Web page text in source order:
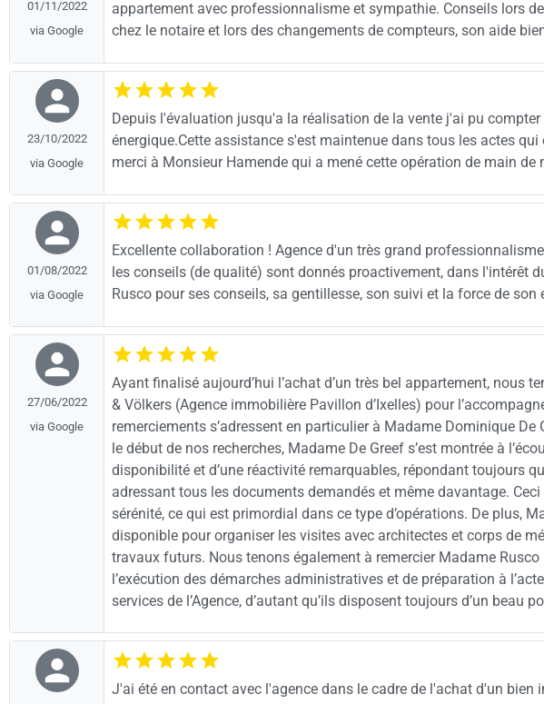
01/11/2022
via Google
appartement avec professionnalisme et sympathie. Conseils lors
chez le notaire et lors des changements de compteurs, son aide
23/10/2022
via Google
Depuis l'évaluation jusqu'a la réalisation de la vente j'ai pu
énergique.Cette assistance s'est maintenue dans tous les actes
merci à Monsieur Hamende qui a mené cette opération de main de
01/08/2022
via Google
Excellente collaboration ! Agence d'un très grand
les conseils (de qualité) sont donnés proactivement, dans l'intérêt
Rusco pour ses conseils, sa gentillesse, son suivi et la force de
27/06/2022
via Google
Ayant finalisé aujourd’hui l’achat d’un très bel appartement, nous
& Völkers (Agence immobilière Pavillon d’Ixelles) pour
remerciements s’adressent en particulier à Madame Dominique
le début de nos recherches, Madame De Greef s’est montrée à
disponibilité et d’une réactivité remarquables, répondant toujours
adressant tous les documents demandés et même davantage.
sérénité, ce qui est primordial dans ce type d’opérations. De plus,
disponible pour organiser les visites avec architectes et corps de
travaux futurs. Nous tenons également à remercier Madame
l’exécution des démarches administratives et de préparation à
services de l’Agence, d’autant qu’ils disposent toujours d’un beau
J'ai été en contact avec l'agence dans le cadre de l'achat d'un